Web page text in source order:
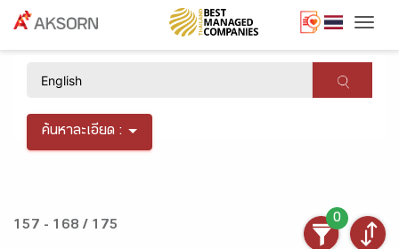
ค้นหาละเอียด :
157 - 168 / 175
0